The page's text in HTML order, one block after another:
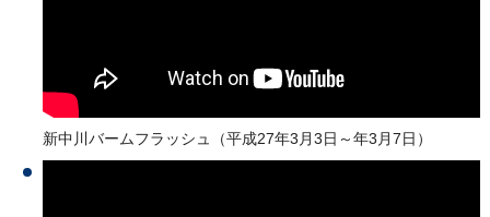
新中川バームフラッシュ（平成27年3月3日～年3月7日）